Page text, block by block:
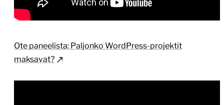
Ote paneelista: Paljonko WordPress-projektit
maksavat?